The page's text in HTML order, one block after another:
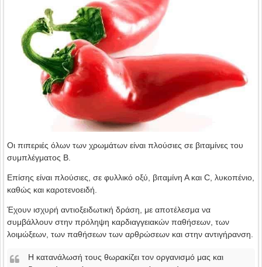
Οι πιπεριές όλων των χρωμάτων είναι πλούσιες σε βιταμίνες του
συμπλέγματος Β.
Επίσης είναι πλούσιες, σε φυλλικό οξύ, βιταμίνη Α και C, λυκοπένιο,
καθώς και καροτενοειδή.
Έχουν ισχυρή αντιοξειδωτική δράση, με αποτέλεσμα να
συμβάλλουν στην πρόληψη καρδιαγγειακών παθήσεων, των
λοιμώξεων, των παθήσεων των αρθρώσεων και στην αντιγήρανση.
Η κατανάλωσή τους θωρακίζει τον οργανισμό μας και